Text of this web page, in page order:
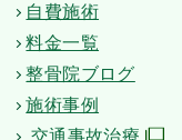
自費施術
料金一覧
整骨院ブログ
施術事例
交通事故治療